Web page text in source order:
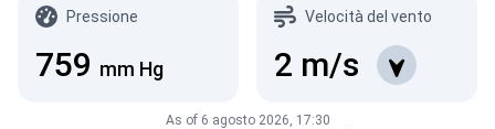
Pressione
759 mm Hg
Velocità del vento
2 m/s
As of 6 agosto 2026, 17:30